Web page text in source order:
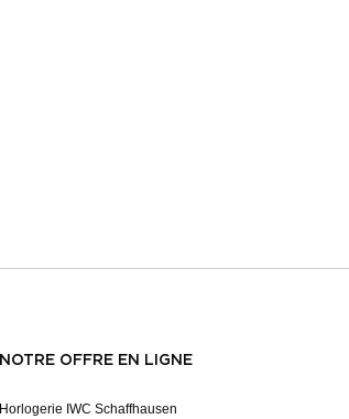
NOTRE OFFRE EN LIGNE
Horlogerie IWC Schaffhausen